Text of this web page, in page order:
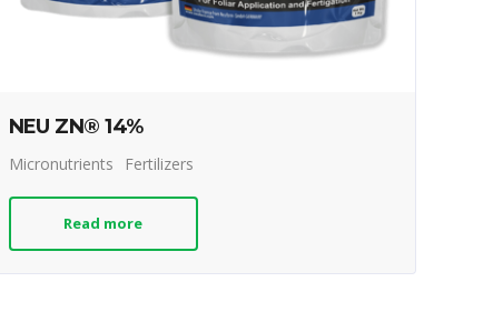
NEU ZN® 14%
Micronutrients Fertilizers
Read more